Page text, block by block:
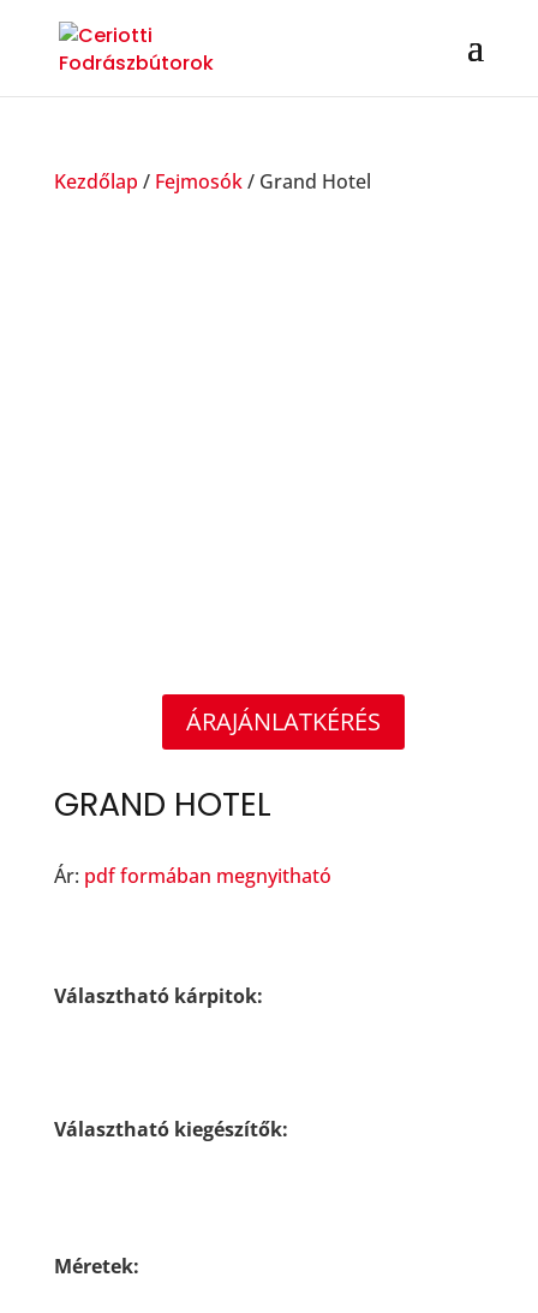
Kezdőlap / Fejmosók/ Grand Hotel
Grand
mennyiség
ÁRAJÁNLATKÉRÉS
GRAND HOTEL
Ár: pdf formában megnyitható
Választható kárpitok:
Választható kiegészítők:
Méretek: